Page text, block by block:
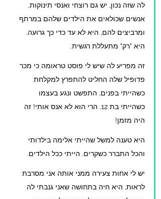
לה שזה נכון, יש גם רוצחי ואנסי תינוקות,
אנשים שכולאים את הילדים שלהם במרתף
ומרביצים להם, היא לא עד כדי כך גרועה.
היא "רק" מתעללת רגשית.
זה מפריע לה שיש לי פוסט טראומה כי מכר
פדופיל שלה החליט להתפרץ למקלחת
כשהייתי בפנים, התפשט ונגע בעצמו
כשהייתי בת 12. הרי הוא לא אנס אותי! זה
היה מזמן!
היא טענה למשל שהייתי אלימה בילדותי
והכל התברר כשקרים. הייתי ככל הילדים.
יש לי אחות צעירה ממני אותה אני מסרבת
לראות, היא חיה בתחושה שאני גנבתי לה